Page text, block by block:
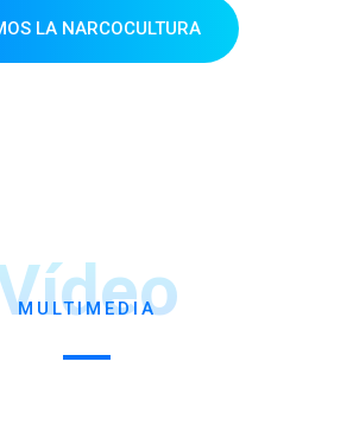
LA NARCOCULTURA
MULTIMEDIA